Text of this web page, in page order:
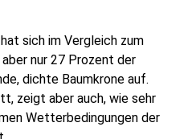
sich im Vergleich zum
nur 27 Prozent der
dichte Baumkrone auf.
zeigt aber auch, wie sehr
Wetterbedingungen der